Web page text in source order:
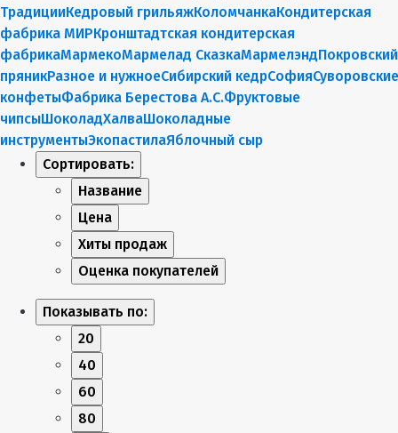
ТрадицииКедровый грильяжКоломчанкаКондитерская
фабрика МИРКронштадтская кондитерская
фабрикаМармекоМармелад СказкаМармелэндПокровский
пряникРазное и нужноеСибирский кедрСофияСуворовские
конфетыФабрика Берестова А.С.Фруктовые
чипсыШоколадХалваШоколадные
инструментыЭкопастилаЯблочный сыр
Сортировать:
Название
Цена
Хиты продаж
Оценка покупателей
Показывать по:
20
40
60
80